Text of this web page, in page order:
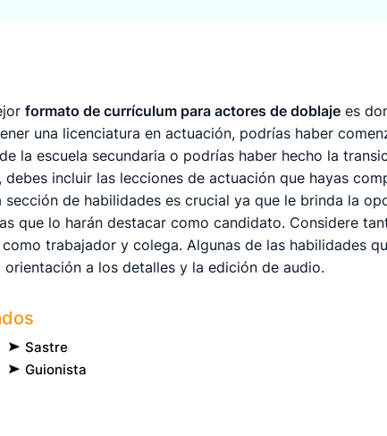
formato de currículum para actores de doblaje es
una licenciatura en actuación, podrías haber
la escuela secundaria o podrías haber hecho la
incluir las lecciones de actuación que hayas
de habilidades es crucial ya que le brinda la
que lo harán destacar como candidato. Considere
trabajador y colega. Algunas de las habilidades
a los detalles y la edición de audio.
Sastre
Guionista